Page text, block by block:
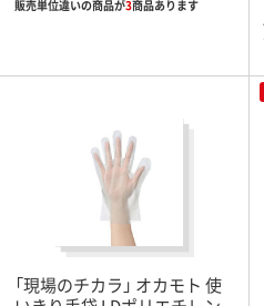
販売単位違いの商品が3商品あります
「現場のチカラ」 オカモト 使